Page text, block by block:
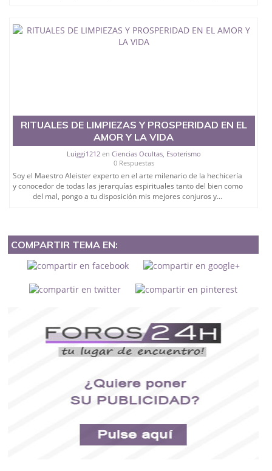
RITUALES DE LIMPIEZAS Y PROSPERIDAD EN EL
AMOR Y LA VIDA
Luiggi1212en Ciencias Ocultas, Esoterismo
0 Respuestas
Soy el Maestro Aleister experto en el arte milenario de la hechicería
y conocedor de todas las jerarquías espirituales tanto del bien como
del mal, pongo a tu disposición mis mejores conjuros y...
COMPARTIR TEMA EN: